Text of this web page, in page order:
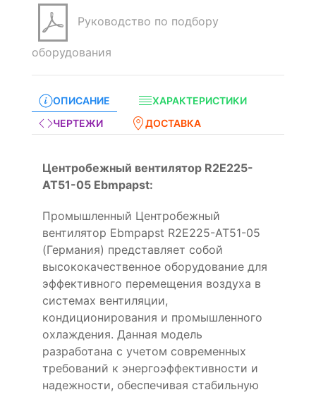
Руководство по подбору
оборудования
ОПИСАНИЕ
ХАРАКТЕРИСТИКИ
ЧЕРТЕЖИ
ДОСТАВКА
Центробежный вентилятор R2E225-
AT51-05 Ebmpapst:
Промышленный Центробежный
вентилятор Ebmpapst R2E225-AT51-05
(Германия) представляет собой
высококачественное оборудование для
эффективного перемещения воздуха в
системах вентиляции,
кондиционирования и промышленного
охлаждения. Данная модель
разработана с учетом современных
требований к энергоэффективности и
надежности, обеспечивая стабильную